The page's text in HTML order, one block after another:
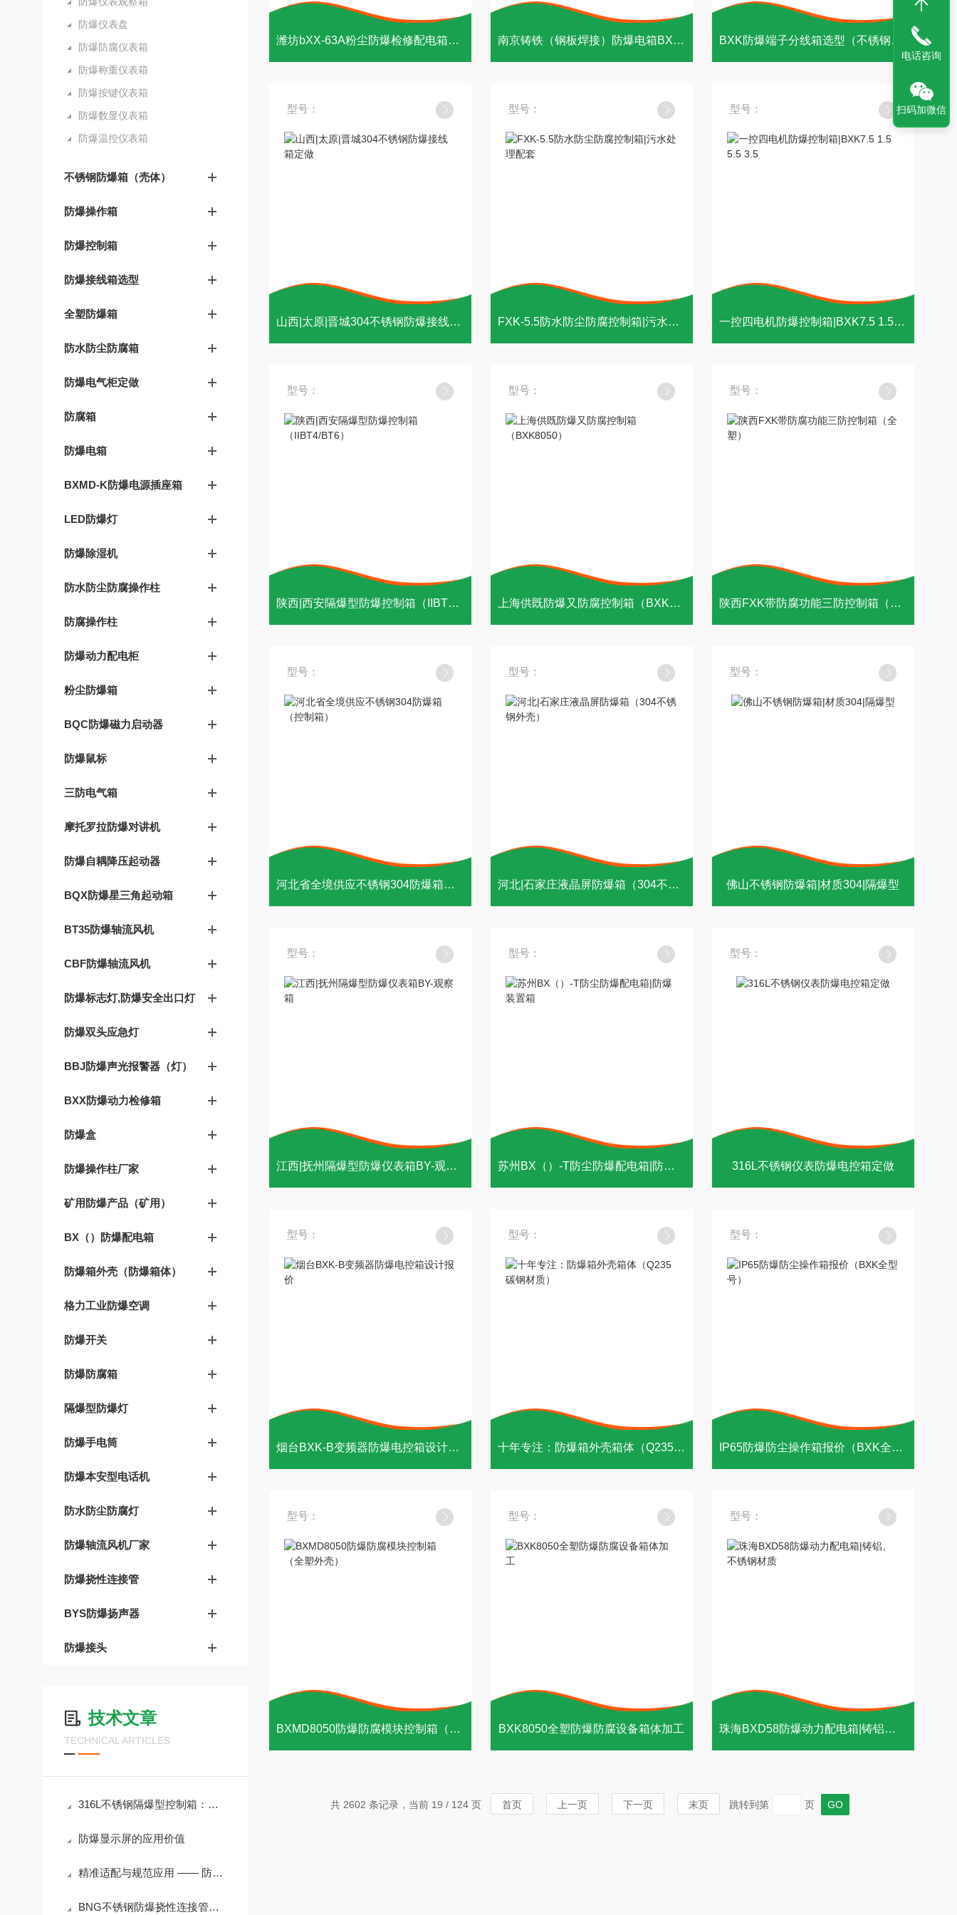
防爆仪表盘
防爆防腐仪表箱
防爆称重仪表箱
防爆按键仪表箱
防爆数显仪表箱
防爆温控仪表箱
不锈钢防爆箱（壳体）
防爆操作箱
防爆控制箱
防爆接线箱选型
全塑防爆箱
防水防尘防腐箱
防爆电气柜定做
防腐箱
防爆电箱
BXMD-K防爆电源插座箱
LED防爆灯
防爆除湿机
防水防尘防腐操作柱
防腐操作柱
防爆动力配电柜
粉尘防爆箱
BQC防爆磁力启动器
防爆鼠标
三防电气箱
摩托罗拉防爆对讲机
防爆自耦降压起动器
BQX防爆星三角起动箱
BT35防爆轴流风机
CBF防爆轴流风机
防爆标志灯,防爆安全出口灯
防爆双头应急灯
BBJ防爆声光报警器（灯）
BXX防爆动力检修箱
防爆盒
防爆操作柱厂家
矿用防爆产品（矿用）
BX（）防爆配电箱
防爆箱外壳（防爆箱体）
格力工业防爆空调
防爆开关
防爆防腐箱
隔爆型防爆灯
防爆手电筒
防爆本安型电话机
防水防尘防腐灯
防爆轴流风机厂家
防爆挠性连接管
BYS防爆扬声器
防爆接头
技术文章
TECHNICAL ARTICLES
316L不锈钢隔爆型控制箱：腐蚀危化区域就地操控箱体
防爆显示屏的应用价值
精准适配与规范应用 —— 防爆挠性连接管的安全使用要点
BNG不锈钢防爆挠性连接管使用与维护注意事项
潍坊bXX-63A粉尘防爆检修配电箱报价 南京铸铁（钢板焊接）防爆电箱BXX型号定做 BXK防爆端子分线箱选型（不锈钢304焊接）
型号：
山西|太原|晋城304不锈钢防爆接线箱定做
型号：
FXK-5.5防水防尘防腐控制箱|污水处理配套
型号：
一控四电机防爆控制箱|BXK7.5 1.5 5.5 3.5
型号：
陕西|西安隔爆型防爆控制箱（IIBT4/BT6）
型号：
上海供既防爆又防腐控制箱（BXK8050）
型号：
陕西FXK带防腐功能三防控制箱（全塑）
型号：
河北省全境供应不锈钢304防爆箱（控制箱）
型号：
河北|石家庄液晶屏防爆箱（304不锈钢外壳）
型号：
佛山不锈钢防爆箱|材质304|隔爆型
型号：
江西|抚州隔爆型防爆仪表箱BY-观察箱
型号：
苏州BX（）-T防尘防爆配电箱|防爆装置箱
型号：
316L不锈钢仪表防爆电控箱定做
型号：
烟台BXK-B变频器防爆电控箱设计报价
型号：
十年专注：防爆箱外壳箱体（Q235碳钢材质）
型号：
IP65防爆防尘操作箱报价（BXK全型号）
型号：
BXMD8050防爆防腐模块控制箱（全塑外壳）
型号：
BXK8050全塑防爆防腐设备箱体加工
型号：
珠海BXD58防爆动力配电箱|铸铝、不锈钢材质
共 2602 条记录，当前 19 / 124 页 首页 上一页 下一页 末页 跳转到第 页
电话咨询
扫码加微信